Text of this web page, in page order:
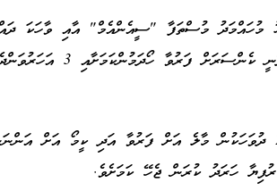
ފެށިގެން އޭނާގެ މަންމަ ދަނީ
މުސްތަފާ ބުނި ކޮންމެ 21 ދުވަހަކުން މާލެ އަށް ފަރުވާ އަދި ކީމޯ